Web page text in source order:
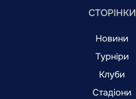
СТОРІНКИ
Новини
Турніри
Клуби
Стадіони